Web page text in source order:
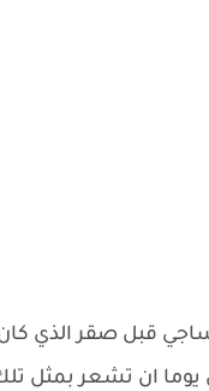
قبل صقر الذي كان
يوما ان تشعر بمثل